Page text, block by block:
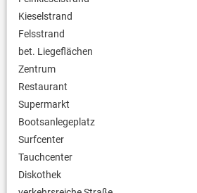
Kieselstrand
Felsstrand
bet. Liegeflächen
Zentrum
Restaurant
Supermarkt
Bootsanlegeplatz
Surfcenter
Tauchcenter
Diskothek